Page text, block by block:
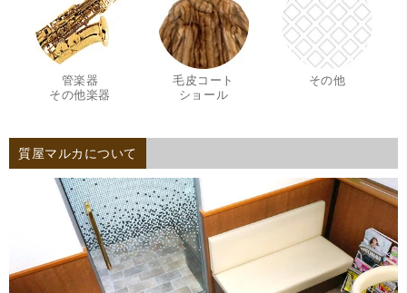
管楽器
その他楽器
毛皮コート
ショール
その他
質屋マルカについて